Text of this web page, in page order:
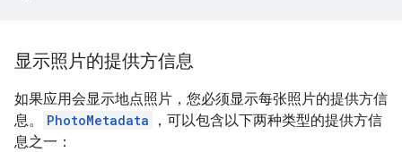
显示照片的提供方信息
如果应用会显示地点照片，您必须显示每张照片的提供方信
息。
PhotoMetadata
，可以包含以下两种类型的提供方信
息之一：